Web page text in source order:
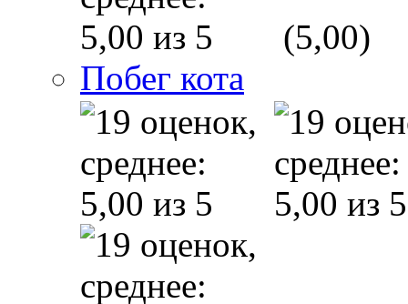
(5,00)
Побег кота